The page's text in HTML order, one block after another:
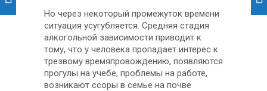
Но через некоторый промежуток времени
ситуация усугубляется. Средняя стадия
алкогольной зависимости приводит к
тому, что у человека пропадает интерес к
трезвому времяпровождению, появляются
прогулы на учебе, проблемы на работе,
возникают ссоры в семье на почве